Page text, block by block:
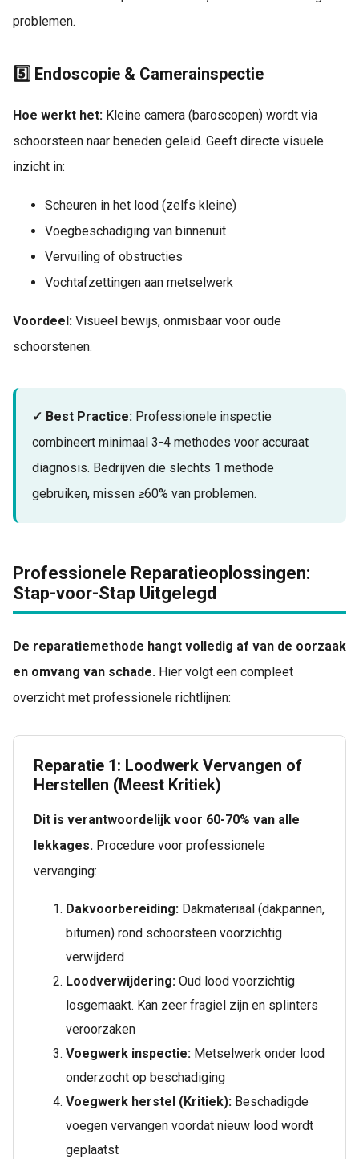
problemen.
5️⃣ Endoscopie & Camerainspectie
Hoe werkt het: Kleine camera (baroscopen) wordt via
schoorsteen naar beneden geleid. Geeft directe visuele
inzicht in:
Scheuren in het lood (zelfs kleine)
Voegbeschadiging van binnenuit
Vervuiling of obstructies
Vochtafzettingen aan metselwerk
Voordeel: Visueel bewijs, onmisbaar voor oude
schoorstenen.
✓ Best Practice: Professionele inspectie
combineert minimaal 3-4 methodes voor accuraat
diagnosis. Bedrijven die slechts 1 methode
gebruiken, missen ≥60% van problemen.
Professionele Reparatieoplossingen:
Stap-voor-Stap Uitgelegd
De reparatiemethode hangt volledig af van de oorzaak
en omvang van schade. Hier volgt een compleet
overzicht met professionele richtlijnen:
Reparatie 1: Loodwerk Vervangen of
Herstellen (Meest Kritiek)
Dit is verantwoordelijk voor 60-70% van alle
lekkages. Procedure voor professionele
vervanging:
Dakvoorbereiding: Dakmateriaal (dakpannen,
bitumen) rond schoorsteen voorzichtig
verwijderd
Loodverwijdering: Oud lood voorzichtig
losgemaakt. Kan zeer fragiel zijn en splinters
veroorzaken
Voegwerk inspectie: Metselwerk onder lood
onderzocht op beschadiging
Voegwerk herstel (Kritiek): Beschadigde
voegen vervangen voordat nieuw lood wordt
geplaatst